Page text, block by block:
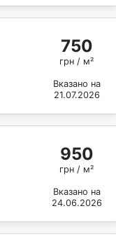
750
грн / м²
Вказано на
21.07.2026
950
грн / м²
Вказано на
24.06.2026